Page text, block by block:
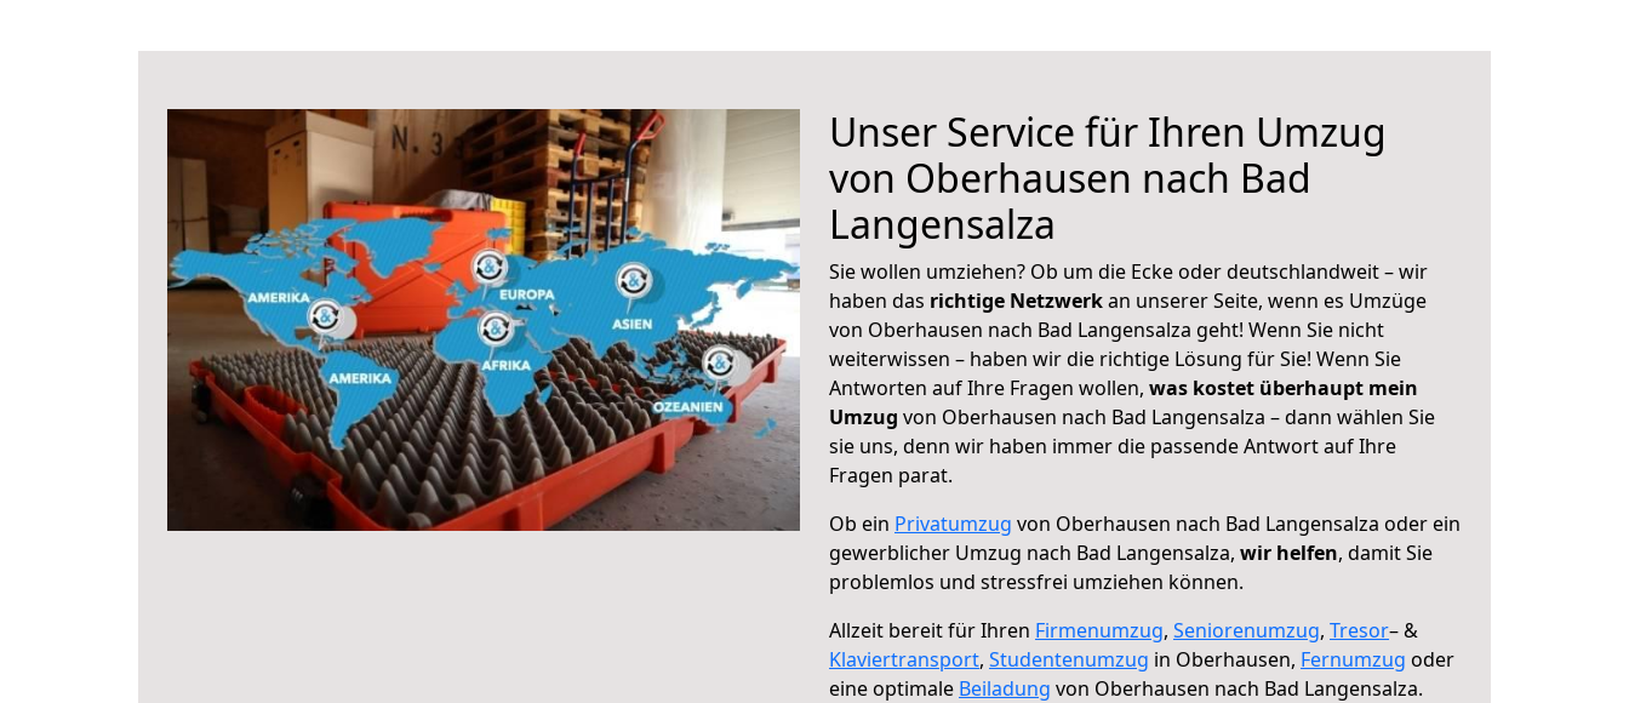
Unser Service für Ihren Umzug
von Oberhausen nach Bad
Langensalza
Sie wollen umziehen? Ob um die Ecke oder deutschlandweit – wir
haben das richtige Netzwerkan unserer Seite, wenn es Umzüge
von Oberhausen nach Bad Langensalza geht! Wenn Sie nicht
weiterwissen – haben wir die richtige Lösung für Sie! Wenn Sie
Antworten auf Ihre Fragen wollen, was kostet überhaupt mein
Umzug von Oberhausen nach Bad Langensalza – dann wählen Sie
sie uns, denn wir haben immer die passende Antwort auf Ihre
Fragen parat.
Ob ein Privatumzug von Oberhausen nach Bad Langensalza oder ein
gewerblicher Umzug nach Bad Langensalza, wir helfen, damit Sie
problemlos und stressfrei umziehen können.
Allzeit bereit für Ihren Firmenumzug, Seniorenumzug, Tresor– &
Klaviertransport, Studentenumzug in Oberhausen, Fernumzug oder
eine optimale Beiladung von Oberhausen nach Bad Langensalza.